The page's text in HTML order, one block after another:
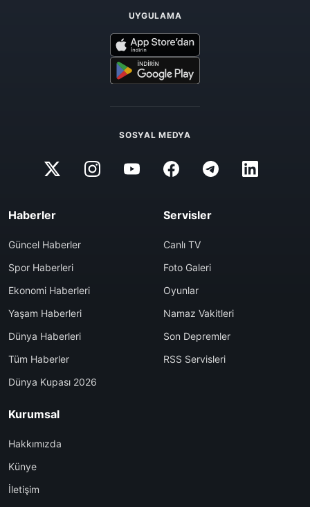
UYGULAMA
SOSYAL MEDYA
Haberler
Güncel Haberler
Spor Haberleri
Ekonomi Haberleri
Yaşam Haberleri
Dünya Haberleri
Tüm Haberler
Dünya Kupası 2026
Servisler
Canlı TV
Foto Galeri
Oyunlar
Namaz Vakitleri
Son Depremler
RSS Servisleri
Kurumsal
Hakkımızda
Künye
İletişim